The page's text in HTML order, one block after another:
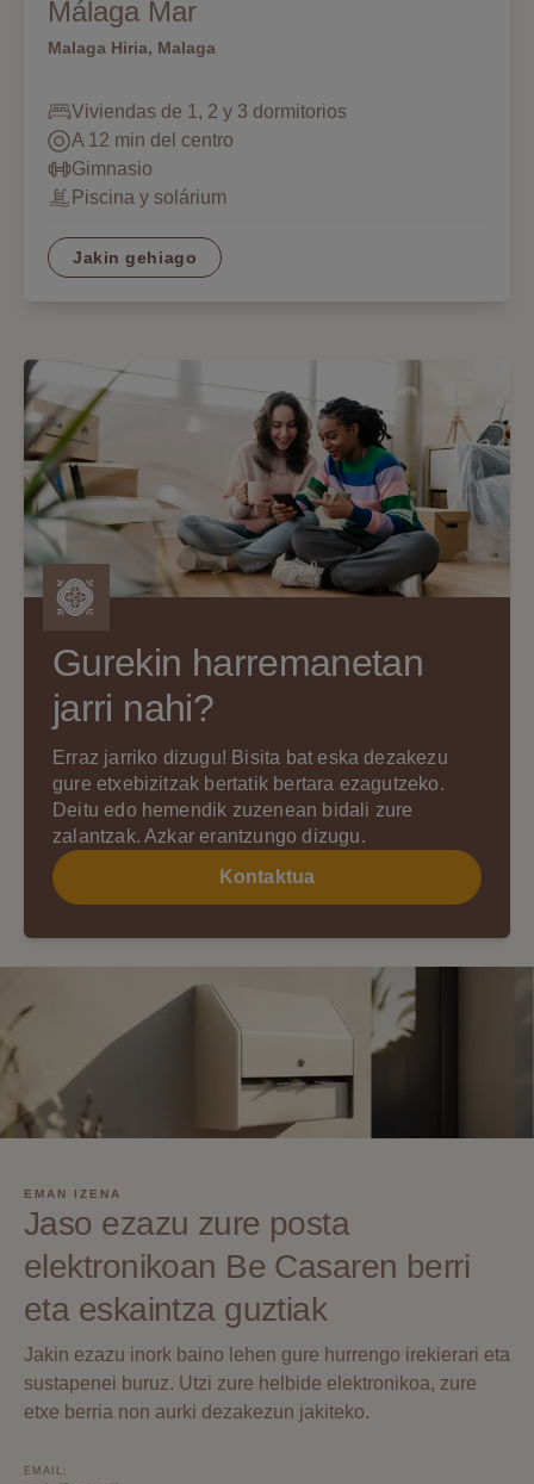
Málaga Mar
Malaga Hiria, Malaga
Viviendas de 1, 2 y 3 dormitorios
A 12 min del centro
Gimnasio
Piscina y solárium
Jakin gehiago
Gurekin harremanetan
jarri nahi?
Erraz jarriko dizugu! Bisita bat eska dezakezu
gure etxebizitzak bertatik bertara ezagutzeko.
Deitu edo hemendik zuzenean bidali zure
zalantzak. Azkar erantzungo dizugu.
Kontaktua
EMAN IZENA
Jaso ezazu zure posta
elektronikoan Be Casaren berri
eta eskaintza guztiak
Jakin ezazu inork baino lehen gure hurrengo irekierari eta
sustapenei buruz. Utzi zure helbide elektronikoa, zure
etxe berria non aurki dezakezun jakiteko.
EMAIL: